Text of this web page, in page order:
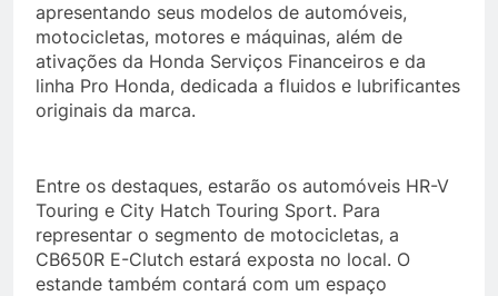
apresentando seus modelos de automóveis,
motocicletas, motores e máquinas, além de
ativações da Honda Serviços Financeiros e da
linha Pro Honda, dedicada a fluidos e lubrificantes
originais da marca.
Entre os destaques, estarão os automóveis HR-V
Touring e City Hatch Touring Sport. Para
representar o segmento de motocicletas, a
CB650R E-Clutch estará exposta no local. O
estande também contará com um espaço